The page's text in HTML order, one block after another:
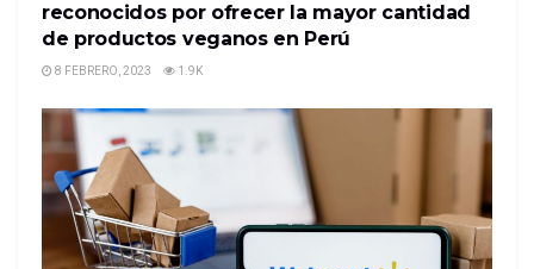
reconocidos por ofrecer la mayor cantidad
de productos veganos en Perú
8 FEBRERO, 2023 1.9K